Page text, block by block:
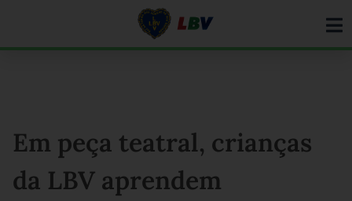
Em peça teatral, crianças
da LBV aprendem